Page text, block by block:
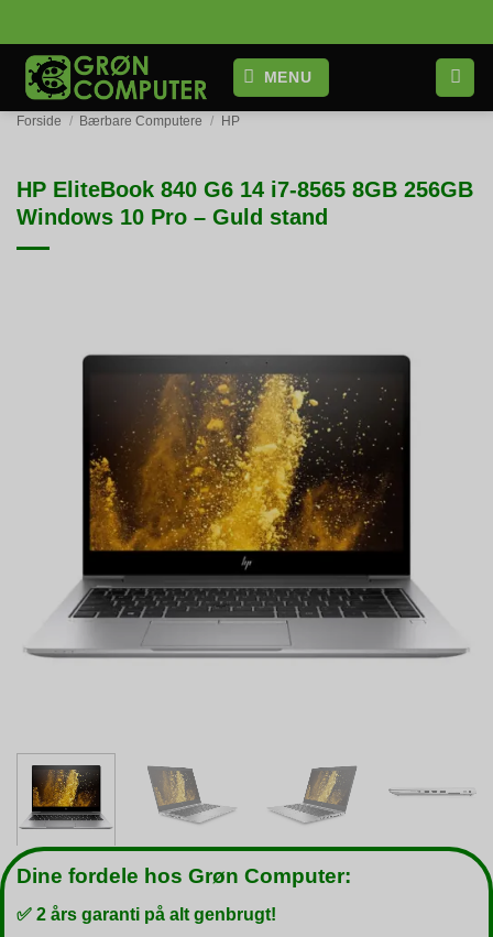
til
indhold
MENU
Forside / Bærbare Computere / HP
HP EliteBook 840 G6 14 i7-8565 8GB 256GB
Windows 10 Pro – Guld stand
Dine fordele hos Grøn Computer:
✅ 2 års garanti på alt genbrugt!